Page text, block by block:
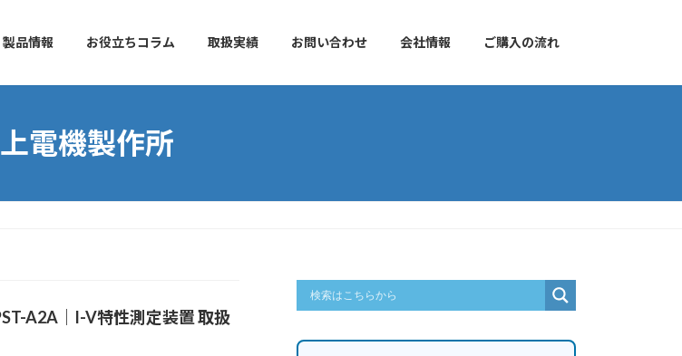
製品情報 お役立ちコラム 取扱実績 お問い合わせ 会社情報 ご購入の流れ
電機製作所
A2A｜I-V特性測定装置 取扱